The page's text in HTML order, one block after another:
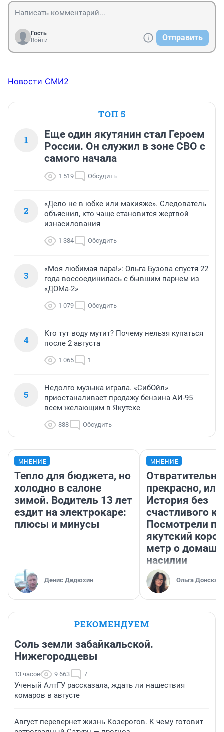
Гость
Войти
Отправить
Новости СМИ2
ТОП 5
1
Еще один якутянин стал Героем
России. Он служил в зоне СВО с
самого начала
1 519 Обсудить
2
«Дело не в юбке или макияже». Следователь
объяснил, кто чаще становится жертвой
изнасилования
1 384 Обсудить
3
«Моя любимая пара!»: Ольга Бузова спустя 22
года воссоединилась с бывшим парнем из
«ДОМа-2»
1 079 Обсудить
4
Кто тут воду мутит? Почему нельзя купаться
после 2 августа
1 065 1
5
Недолго музыка играла. «СибОйл»
приостаналивает продажу бензина АИ-95
всем желающим в Якутске
888 Обсудить
МНЕНИЕ
Тепло для бюджета, но
холодно в салоне
зимой. Водитель 13 лет
ездит на электрокаре:
плюсы и минусы
Денис Дедюхин
МНЕНИЕ
Отвратительно
прекрасно, или
История без
счастливого
Посмотрели
якутский
метр о
насилии
Ольга Донская
РЕКОМЕНДУЕМ
Соль земли забайкальской.
Нижегородцевы
13 часов 9 663 7
Ученый АлтГУ рассказала, ждать ли нашествия
комаров в августе
Август перевернет жизнь Козерогов. К чему готовит